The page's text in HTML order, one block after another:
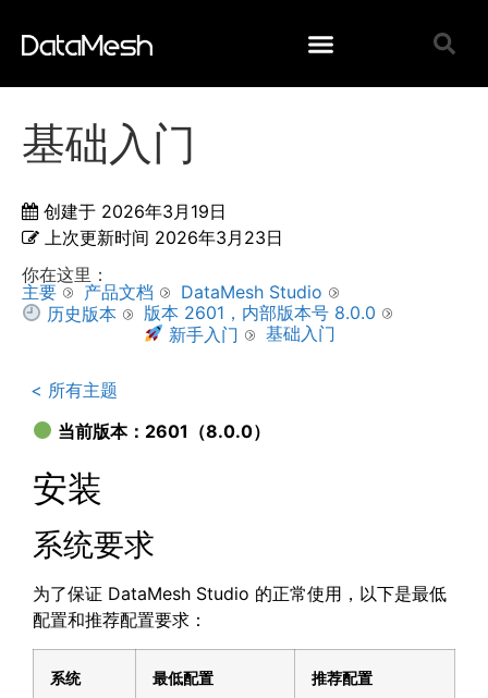
基础入门
创建于 2026年3月19日
上次更新时间 2026年3月23日
你在这里：
主要
产品文档
DataMesh Studio
历史版本
版本 2601，内部版本号 8.0.0
新手入门
基础入门
< 所有主题
当前版本：2601（8.0.0）
安装
系统要求
为了保证 DataMesh Studio 的正常使用，以下是最低
配置和推荐配置要求：
系统 最低配置 推荐配置